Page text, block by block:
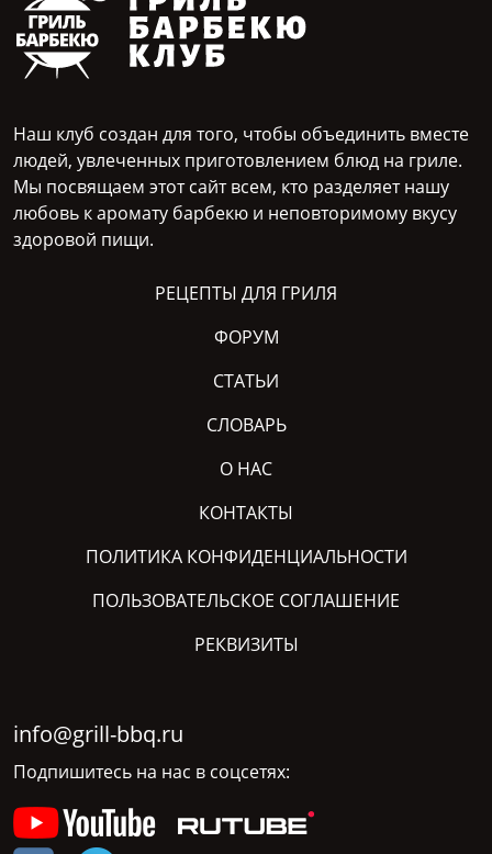
Наш клуб создан для того, чтобы объединить вместе
людей, увлеченных приготовлением блюд на гриле.
Мы посвящаем этот сайт всем, кто разделяет нашу
любовь к аромату барбекю и неповторимому вкусу
здоровой пищи.
РЕЦЕПТЫ ДЛЯ ГРИЛЯ
ФОРУМ
СТАТЬИ
СЛОВАРЬ
О НАС
КОНТАКТЫ
ПОЛИТИКА КОНФИДЕНЦИАЛЬНОСТИ
ПОЛЬЗОВАТЕЛЬСКОЕ СОГЛАШЕНИЕ
РЕКВИЗИТЫ
info@grill-bbq.ru
Подпишитесь на нас в соцсетях: